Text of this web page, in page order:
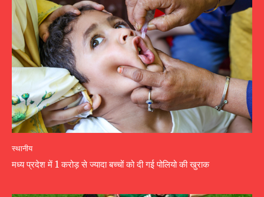
स्थानीय
मध्य प्रदेश में 1 करोड़ से ज्यादा बच्चों को दी गई पोलियो की खुराक